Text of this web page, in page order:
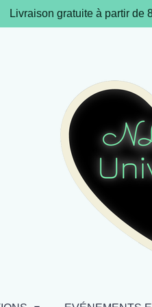
Livraison gratuite à partir de